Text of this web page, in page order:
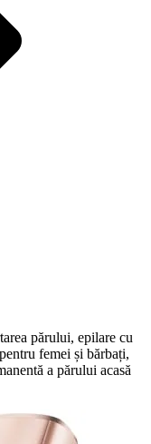
părului, epilare cu
femei și bărbați,
a părului acasă